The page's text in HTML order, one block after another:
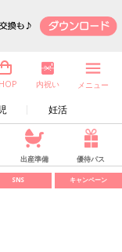
妊活
内祝い メニュー
出産準備 優待パス
SNS キャンペーン